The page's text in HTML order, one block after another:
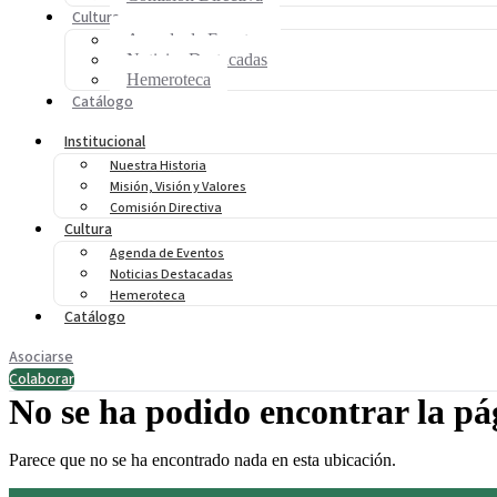
Cultura
Agenda de Eventos
Noticias Destacadas
Hemeroteca
Catálogo
Institucional
Nuestra Historia
Misión, Visión y Valores
Comisión Directiva
Cultura
Agenda de Eventos
Noticias Destacadas
Hemeroteca
Catálogo
Asociarse
Colaborar
No se ha podido encontrar la
Parece que no se ha encontrado nada en esta ubicación.